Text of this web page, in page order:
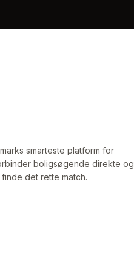
smarteste platform for
boligsøgende direkte og
det rette match.